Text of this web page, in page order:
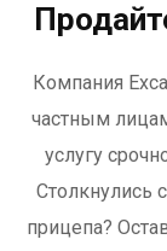
Компания
частным
услугу
Столкнулись
прицепа?